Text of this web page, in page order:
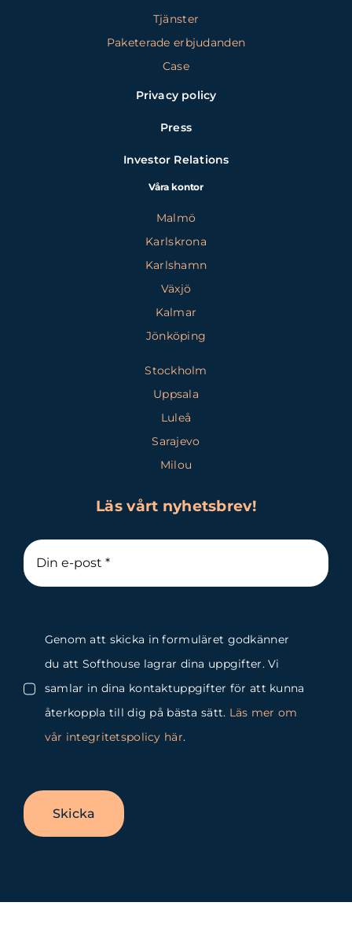
Tjänster
Paketerade erbjudanden
Case
Privacy policy
Press
Investor Relations
Våra kontor
Malmö
Karlskrona
Karlshamn
Växjö
Kalmar
Jönköping
Stockholm
Uppsala
Luleå
Sarajevo
Milou
Läs vårt nyhetsbrev!
Genom att skicka in formuläret godkänner
du att Softhouse lagrar dina uppgifter. Vi
samlar in dina kontaktuppgifter för att kunna
återkoppla till dig på bästa sätt. Läs mer om
vår integritetspolicy här.
Skicka